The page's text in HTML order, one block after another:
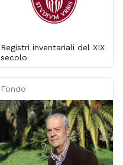
Registri inventariali del XIX
secolo
Fondo